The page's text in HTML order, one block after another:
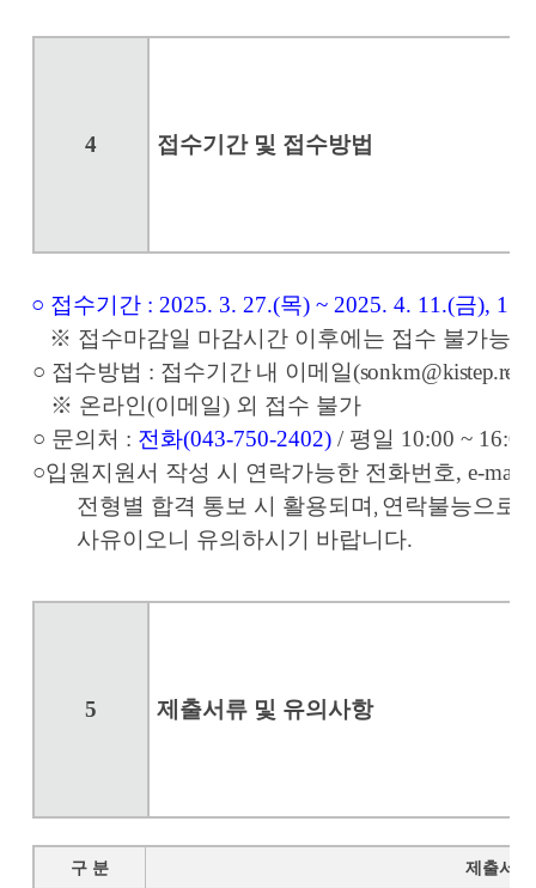
4 접수기간 및 접수방법
○ 접수기간 : 2025. 3. 27.(목) ~ 2025. 4. 11.(금), 17
※ 접수마감일 마감시간 이후에는 접수 불가능
○ 접수방법 : 접수기간 내 이메일(sonkm
※ 온라인(이메일) 외 접수 불가
○ 문의처 : 전화(043-750-2402) / 평일 10:00 ~ 16:00
○입원지원서 작성 시 연락가능한 전화번호, e-mail
전형별 합격 통보 시 활용되며 ,연락불능으로
사유이오니 유의하시기 바랍니다.
5 제출서류 및 유의사항
구 분 제출서